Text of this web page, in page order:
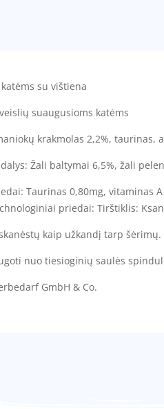
su vištiena
suaugusioms katėms
krakmolas 2,2%, taurinas,
Žali baltymai 6,5%, žali
Taurinas 0,80mg, vitaminas
priedai: Tirštiklis:
kaip užkandį tarp
nuo tiesioginių saulės
GmbH & Co.